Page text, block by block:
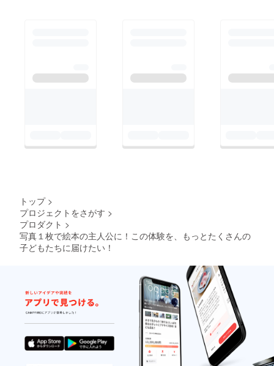
トップ >
プロジェクトをさがす >
プロダクト >
写真１枚で絵本の主人公に！この体験を、もっとたくさんの
子どもたちに届けたい！